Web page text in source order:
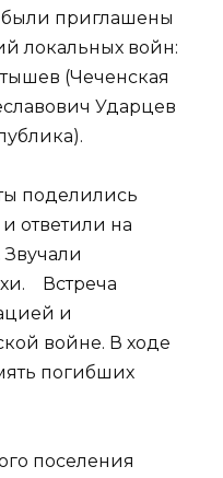
были приглашены
локальных войн:
(Чеченская
Ударцев
поделились
ответили на
Встреча
и
войне. В ходе
погибших
поселения